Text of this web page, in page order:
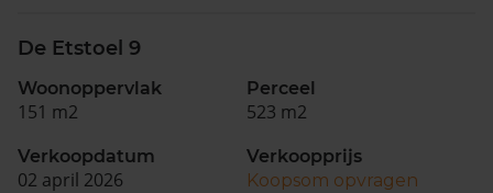
De Etstoel 9
Woonoppervlak
151 m2
Perceel
523 m2
Verkoopdatum
02 april 2026
Verkoopprijs
Koopsom opvragen